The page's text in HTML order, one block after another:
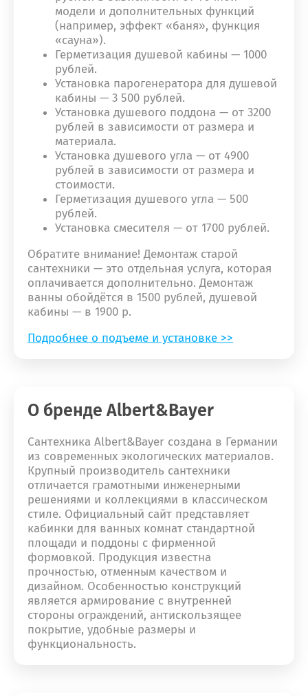
модели и дополнительных функций
(например, эффект «баня», функция
«сауна»).
Герметизация душевой кабины — 1000
рублей.
Установка парогенератора для душевой
кабины — 3 500 рублей.
Установка душевого поддона — от 3200
рублей в зависимости от размера и
материала.
Установка душевого угла — от 4900
рублей в зависимости от размера и
стоимости.
Герметизация душевого угла — 500
рублей.
Установка смесителя — от 1700 рублей.
Обратите внимание! Демонтаж старой
сантехники — это отдельная услуга, которая
оплачивается дополнительно. Демонтаж
ванны обойдётся в 1500 рублей, душевой
кабины — в 1900 р.
Подробнее о подъеме и установке >>
О бренде Albert&Bayer
Сантехника Albert&Bayer создана в Германии
из современных экологических материалов.
Крупный производитель сантехники
отличается грамотными инженерными
решениями и коллекциями в классическом
стиле. Официальный сайт представляет
кабинки для ванных комнат стандартной
площади и поддоны с фирменной
формовкой. Продукция известна
прочностью, отменным качеством и
дизайном. Особенностью конструкций
является армирование с внутренней
стороны ограждений, антискользящее
покрытие, удобные размеры и
функциональность.